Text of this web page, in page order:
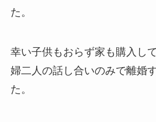
た。
幸い子供もおらず家も購入し
婦二人の話し合いのみで離婚
た。